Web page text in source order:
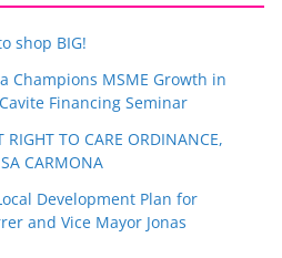
shop BIG!
Champions MSME Growth in
Financing Seminar
RIGHT TO CARE ORDINANCE,
CARMONA
Development Plan for
and Vice Mayor Jonas